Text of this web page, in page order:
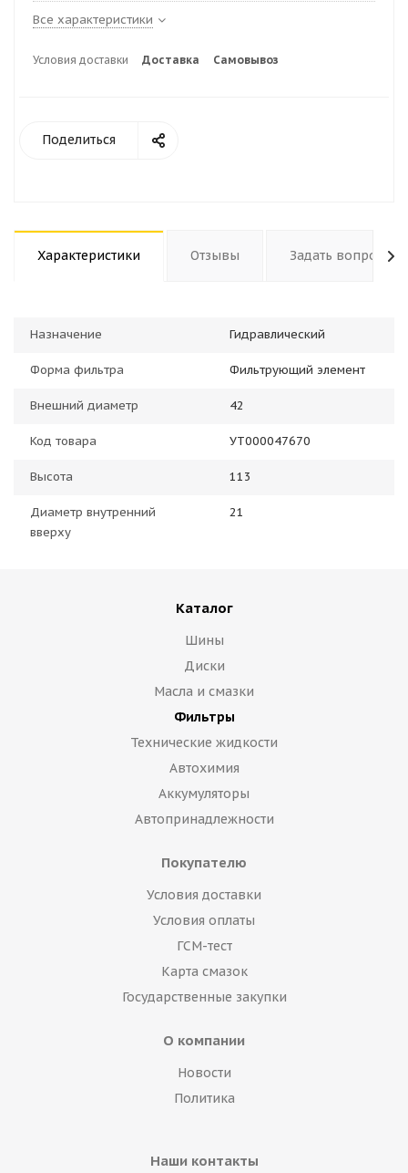
Все характеристики
Условия доставки Доставка Самовывоз
Поделиться
Характеристики Отзывы Задать вопрос
Назначение Гидравлический
Форма фильтра Фильтрующий элемент
Внешний диаметр 42
Код товара УТ000047670
Высота 113
Диаметр внутренний
вверху
21
Каталог
Шины
Диски
Масла и смазки
Фильтры
Технические жидкости
Автохимия
Аккумуляторы
Автопринадлежности
Покупателю
Условия доставки
Условия оплаты
ГСМ-тест
Карта смазок
Государственные закупки
О компании
Новости
Политика
Наши контакты